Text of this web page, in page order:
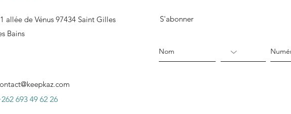
allée de Vénus 97434 Saint Gilles
Bains
S'abonner
693 49 62 26